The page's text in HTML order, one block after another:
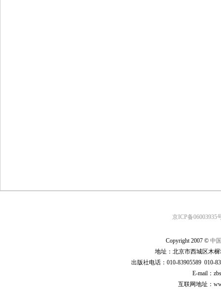
京ICP备06003935
Copyright 2007 © 中
地址：北京市西城区木
出版社电话：010-83905589 010-
E-mail：
互联网地址：